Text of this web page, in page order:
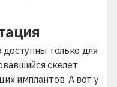
доступны только для
скелет
имплантов. А вот у